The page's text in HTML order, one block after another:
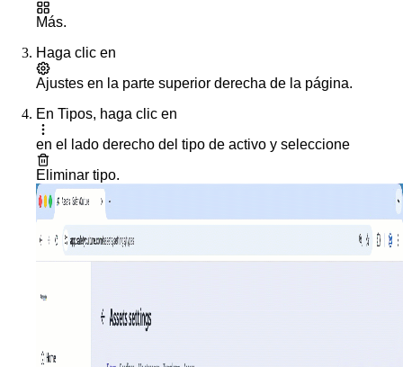
Más.
Haga clic en
Ajustes en la parte superior derecha de la página.
En Tipos, haga clic en
en el lado derecho del tipo de activo y seleccione
Eliminar tipo.